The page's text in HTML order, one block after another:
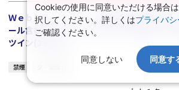
Ｗｅｂコレスペシャル★北海道 夕食は和洋
ール含むフリードリンク付）をご用意★ （
ツイン(2名1室)
禁煙
Cookieの使用に同意いただける場合
択してください。詳しくはプライバ
ご確認ください。
同意しない 同意す